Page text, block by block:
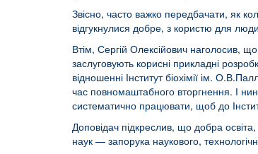
Звісно, часто важко передбачати, як
відгукнулися добре, з користю для
Втім, Сергій Олексійович наголосив,
заслуговують корисні прикладні
відношенні Інститут біохімії ім.
час повномаштабного вторгнення. І
систематично працювати, щоб до
Доповідач підкреслив, що добра
наук — запорука наукового,